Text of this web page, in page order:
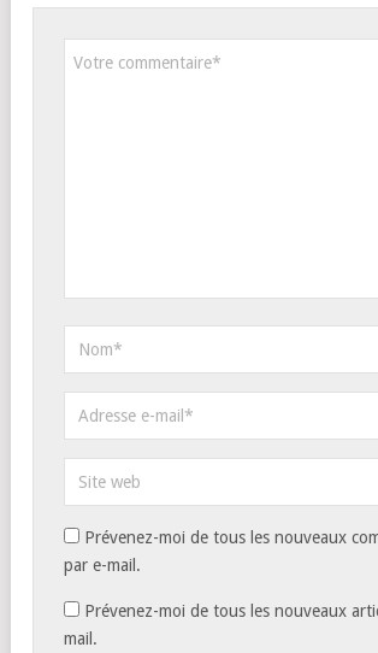
Prévenez-moi de tous les nouveaux
par e-mail.
Prévenez-moi de tous les nouveaux
mail.